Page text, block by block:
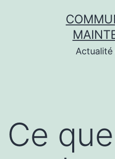
Actualité
Ce